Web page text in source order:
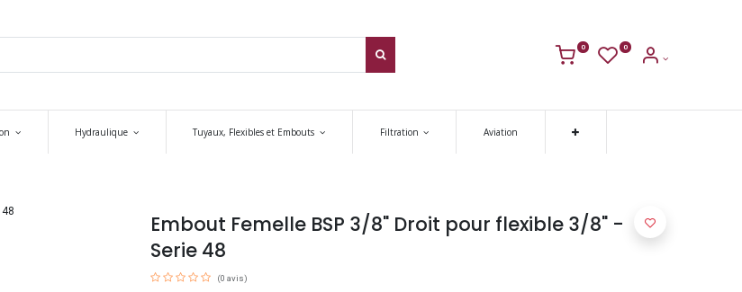
0 0
Hydraulique Tuyaux, Flexibles et Embouts Filtration Aviation
Embout Femelle BSP 3/8" Droit pour flexible 3/8" -
Serie 48
(0 avis)